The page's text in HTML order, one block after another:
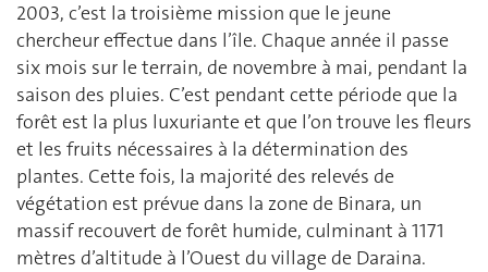
2003, c’est la troisième mission que le jeune
chercheur effectue dans l’île. Chaque année il passe
six mois sur le terrain, de novembre à mai, pendant la
saison des pluies. C’est pendant cette période que la
forêt est la plus luxuriante et que l’on trouve les fleurs
et les fruits nécessaires à la détermination des
plantes. Cette fois, la majorité des relevés de
végétation est prévue dans la zone de Binara, un
massif recouvert de forêt humide, culminant à 1171
mètres d’altitude à l’Ouest du village de Daraina.